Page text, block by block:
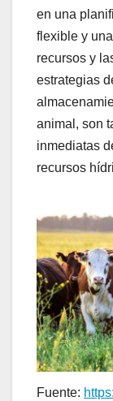
en una
flexible y
recursos y
estrategias
animal, son
inmediatas
recursos
Fuente: